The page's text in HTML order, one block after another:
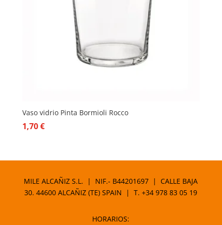
Vaso vidrio Pinta Bormioli Rocco
1,70€
MILE ALCAÑIZ S.L. | NIF.- B44201697 | CALLE BAJA
30. 44600 ALCAÑIZ (TE) SPAIN | T.+34 978 83 05 19
HORARIOS: